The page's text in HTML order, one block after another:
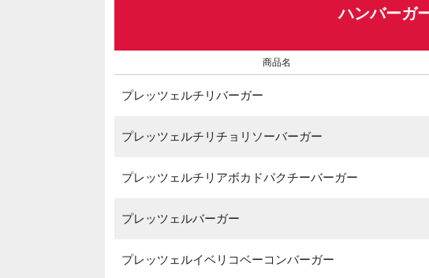
ハンバーガ
商品名
プレッツェルチリバーガー
プレッツェルチリチョリソーバーガー
プレッツェルチリアボカドパクチーバーガー
プレッツェルバーガー
プレッツェルイベリコベーコンバーガー